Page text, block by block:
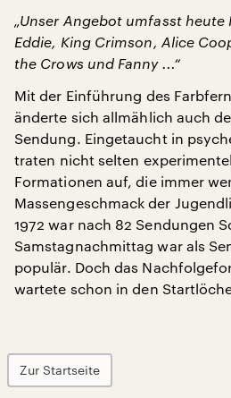
„Unser Angebot umfasst heute
Eddie, King Crimson, Alice
the Crows und Fanny ...“
Mit der Einführung des
änderte sich allmählich auch
Sendung. Eingetaucht in
traten nicht selten
Formationen auf, die immer
Massengeschmack der
1972 war nach 82 Sendungen
Samstagnachmittag war als
populär. Doch das
wartete schon in den
Zur Startseite